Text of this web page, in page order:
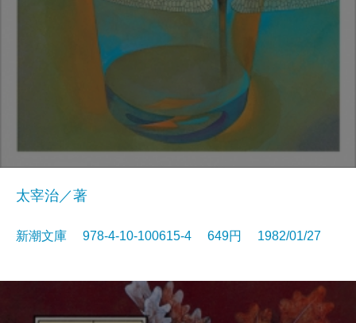
太宰治／著
新潮文庫 978-4-10-100615-4 649円 1982/01/27